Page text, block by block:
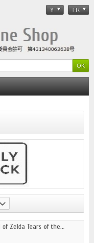
¥ FR
of Zelda Tears of the...